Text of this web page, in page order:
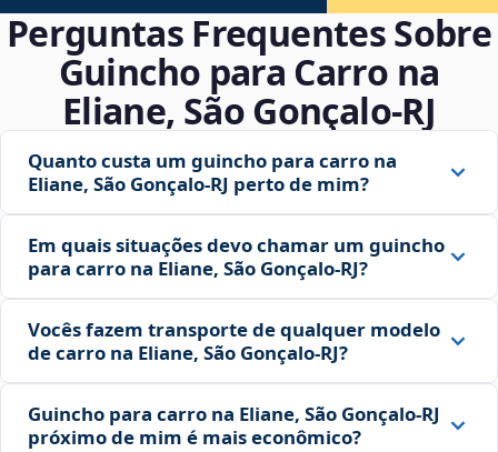
Perguntas Frequentes Sobre
Guincho para Carro na
Eliane, São Gonçalo‑RJ
Quanto custa um guincho para carro na
Eliane, São Gonçalo‑RJ perto de mim?
Em quais situações devo chamar um guincho
para carro na Eliane, São Gonçalo‑RJ?
Vocês fazem transporte de qualquer modelo
de carro na Eliane, São Gonçalo‑RJ?
Guincho para carro na Eliane, São Gonçalo‑RJ
próximo de mim é mais econômico?